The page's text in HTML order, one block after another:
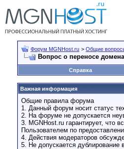
Форум MGNHost.ru > Общие
Вопрос о переносе домена
Справка
Важная информация
Общие правила форума
1. Данный форум носит статус
2. На форуме не допускается
3. MGNHost.ru гарантирует, что
Пользователем по
4. Действия модераторов
5. Не допускается дублирование